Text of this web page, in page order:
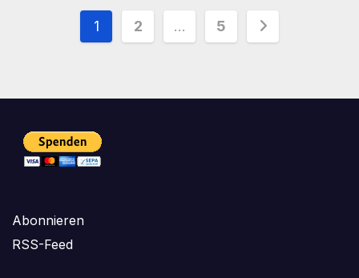
Seitennummerierung
Beiträge
1 2 … 5
Abonnieren
RSS-Feed